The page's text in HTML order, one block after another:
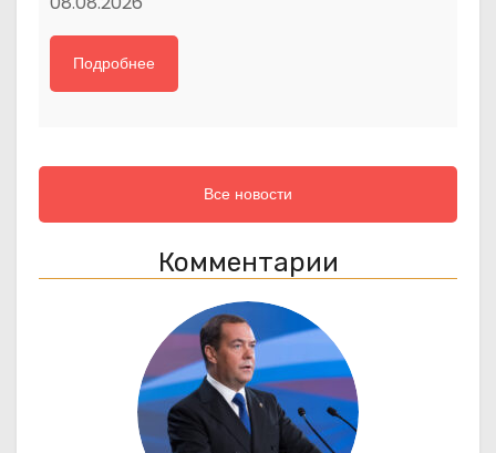
Подробнее
Все новости
Комментарии